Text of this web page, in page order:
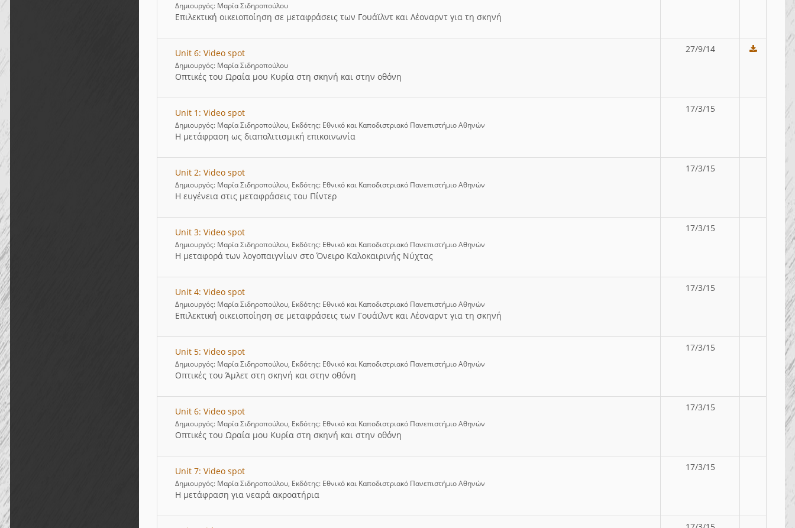
Δημιουργός: Μαρία Σιδηροπούλου
Επιλεκτική οικειοποίηση σε μεταφράσεις των Γουάϊλντ και Λέοναρντ για τη σκηνή
Unit 6: Video spot
Δημιουργός: Μαρία Σιδηροπούλου
Οπτικές του Ωραία μου Κυρία στη σκηνή και στην οθόνη
27/9/14
Unit 1: Video spot
Δημιουργός: Μαρία Σιδηροπούλου, Εκδότης: Εθνικό και Καποδιστριακό Πανεπιστήμιο Αθηνών
Η μετάφραση ως διαπολιτισμική επικοινωνία
17/3/15
Unit 2: Video spot
Δημιουργός: Μαρία Σιδηροπούλου, Εκδότης: Εθνικό και Καποδιστριακό Πανεπιστήμιο Αθηνών
Η ευγένεια στις μεταφράσεις του Πίντερ
17/3/15
Unit 3: Video spot
Δημιουργός: Μαρία Σιδηροπούλου, Εκδότης: Εθνικό και Καποδιστριακό Πανεπιστήμιο Αθηνών
Η μεταφορά των λογοπαιγνίων στο Όνειρο Καλοκαιρινής Νύχτας
17/3/15
Unit 4: Video spot
Δημιουργός: Μαρία Σιδηροπούλου, Εκδότης: Εθνικό και Καποδιστριακό Πανεπιστήμιο Αθηνών
Επιλεκτική οικειοποίηση σε μεταφράσεις των Γουάϊλντ και Λέοναρντ για τη σκηνή
17/3/15
Unit 5: Video spot
Δημιουργός: Μαρία Σιδηροπούλου, Εκδότης: Εθνικό και Καποδιστριακό Πανεπιστήμιο Αθηνών
Οπτικές του Άμλετ στη σκηνή και στην οθόνη
17/3/15
Unit 6: Video spot
Δημιουργός: Μαρία Σιδηροπούλου, Εκδότης: Εθνικό και Καποδιστριακό Πανεπιστήμιο Αθηνών
Οπτικές του Ωραία μου Κυρία στη σκηνή και στην οθόνη
17/3/15
Unit 7: Video spot
Δημιουργός: Μαρία Σιδηροπούλου, Εκδότης: Εθνικό και Καποδιστριακό Πανεπιστήμιο Αθηνών
Η μετάφραση για νεαρά ακροατήρια
17/3/15